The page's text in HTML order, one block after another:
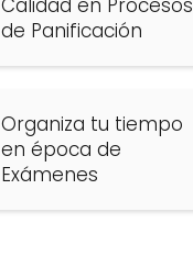
Calidad en Procesos
de Panificación
Organiza tu tiempo
en época de
Exámenes